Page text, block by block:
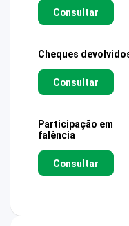
Consultar
Cheques
Consultar
Participação em
falência
Consultar